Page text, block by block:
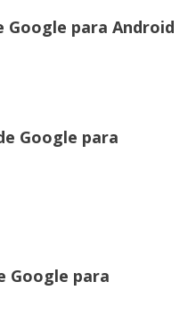
Google para Android
Google para
Google para